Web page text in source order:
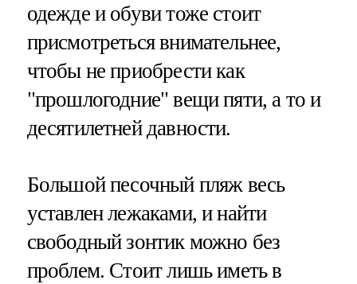
одежде и обуви тоже стоит
присмотреться внимательнее,
чтобы не приобрести как
"прошлогодние" вещи пяти, а то и
десятилетней давности.
Большой песочный пляж весь
уставлен лежаками, и найти
свободный зонтик можно без
проблем. Стоит лишь иметь в